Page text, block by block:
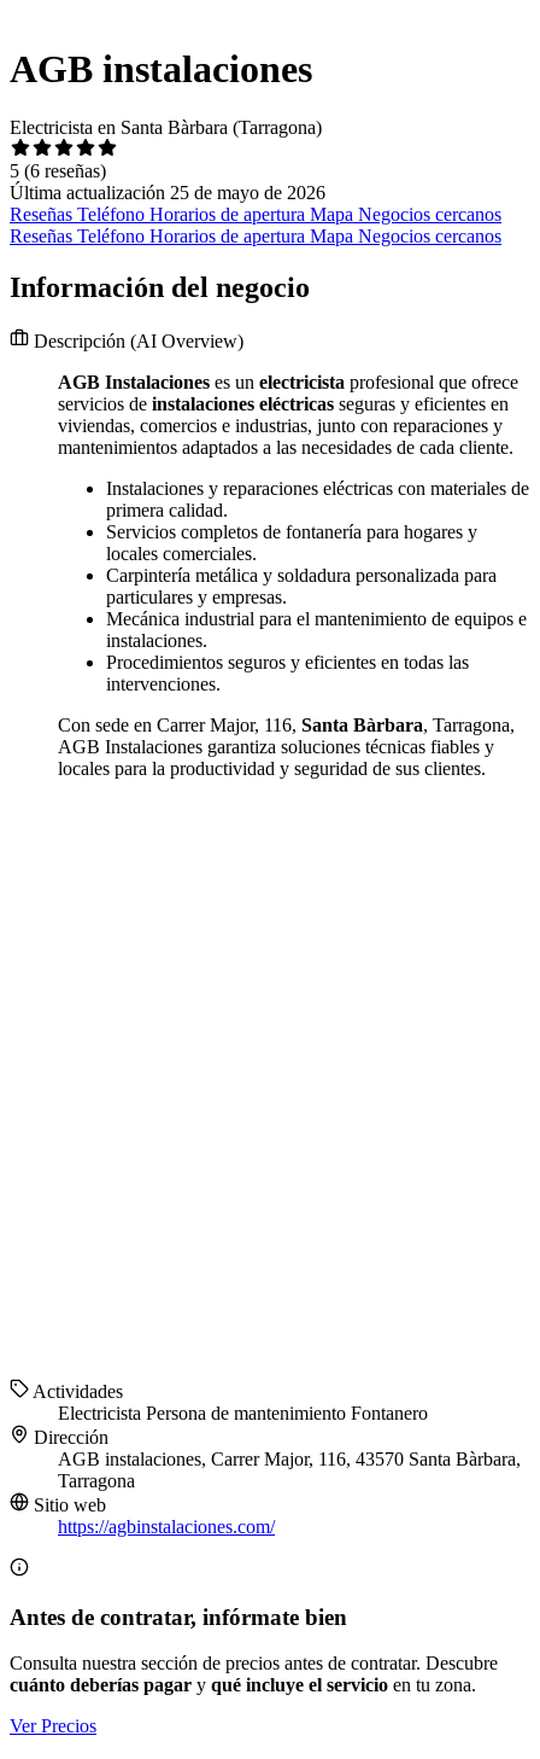
AGB instalaciones
Electricista en Santa Bàrbara (Tarragona)
5 (6 reseñas)
Última actualización 25 de mayo de 2026
Reseñas Teléfono Horarios de apertura Mapa Negocios cercanos
Reseñas Teléfono Horarios de apertura Mapa Negocios cercanos
Información del negocio
Descripción (AI Overview)
AGB Instalaciones es un electricista profesional que ofrece
servicios de instalaciones eléctricas seguras y eficientes en
viviendas, comercios e industrias, junto con reparaciones y
mantenimientos adaptados a las necesidades de cada cliente.
Instalaciones y reparaciones eléctricas con materiales de
primera calidad.
Servicios completos de fontanería para hogares y
locales comerciales.
Carpintería metálica y soldadura personalizada para
particulares y empresas.
Mecánica industrial para el mantenimiento de equipos e
instalaciones.
Procedimientos seguros y eficientes en todas las
intervenciones.
Con sede en Carrer Major, 116, Santa Bàrbara, Tarragona,
AGB Instalaciones garantiza soluciones técnicas fiables y
locales para la productividad y seguridad de sus clientes.
Actividades
Electricista Persona de mantenimiento Fontanero
Dirección
AGB instalaciones, Carrer Major, 116, 43570 Santa Bàrbara,
Tarragona
Sitio web
https://agbinstalaciones.com/
Antes de contratar, infórmate bien
Consulta nuestra sección de precios antes de contratar. Descubre
cuánto deberías pagar y qué incluye el servicio en tu zona.
Ver Precios